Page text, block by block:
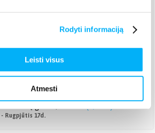
Rodyti informaciją
Leisti visus
Atmesti
(2,39 €)
(3,99 €)
Rugpjūtis 17d.
(3,99 €)
- Rugpjūtis 14d.
Rugpjūtis 17d.